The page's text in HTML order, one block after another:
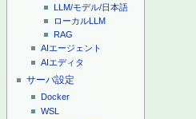
LLM/モデル/日本語
ローカルLLM
RAG
AIエージェント
AIエディタ
サーバ設定
Docker
WSL